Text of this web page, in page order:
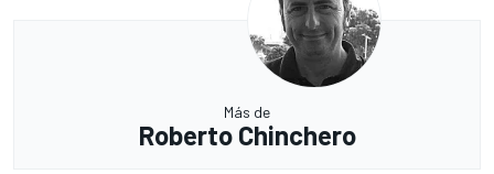
Más de
Roberto Chinchero